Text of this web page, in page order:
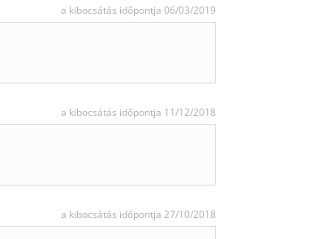
a kibocsátás időpontja 06/03/2019
a kibocsátás időpontja 11/12/2018
a kibocsátás időpontja 27/10/2018